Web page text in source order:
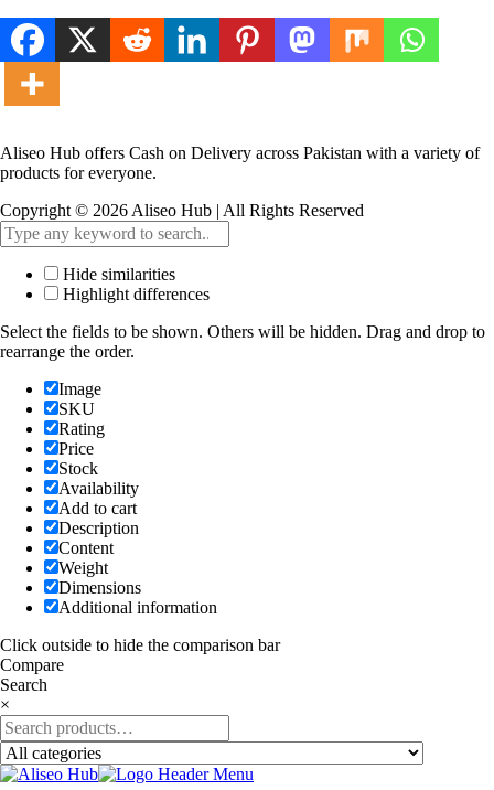
Aliseo Hub offers Cash on Delivery across Pakistan with a variety of
products for everyone.
Copyright © 2026 Aliseo Hub | All Rights Reserved
Hide similarities
Highlight differences
Select the fields to be shown. Others will be hidden. Drag and drop to
rearrange the order.
Image
SKU
Rating
Price
Stock
Availability
Add to cart
Description
Content
Weight
Dimensions
Additional information
Click outside to hide the comparison bar
Compare
Search
×